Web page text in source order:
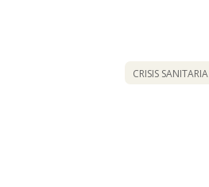
CRISIS SANITARIA